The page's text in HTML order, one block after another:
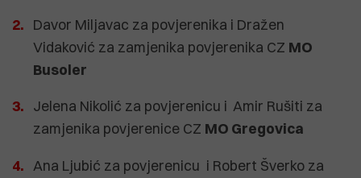
Davor Miljavac za povjerenika i Dražen
Vidaković za zamjenika povjerenika CZ MO
Busoler
Jelena Nikolić za povjerenicu i Amir Rušiti za
zamjenika povjerenice CZ MO Gregovica
Ana Ljubić za povjerenicu i Robert Šverko za